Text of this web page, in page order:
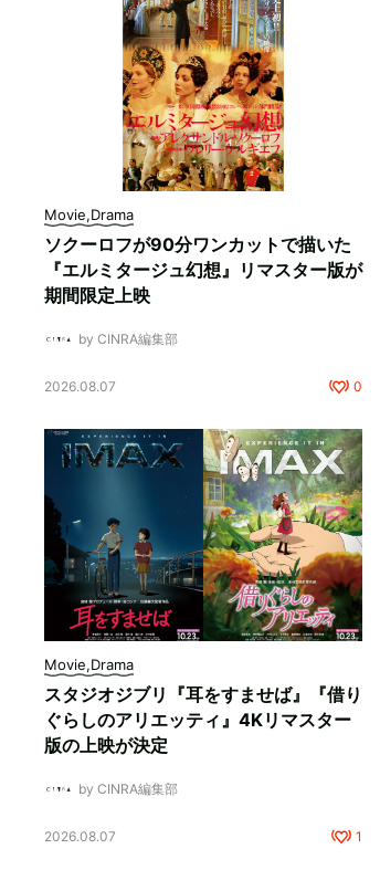
Movie,Drama
ソクーロフが90分ワンカットで描いた
『エルミタージュ幻想』リマスター版が
期間限定上映
by CINRA編集部
2026.08.07 0
Movie,Drama
スタジオジブリ『耳をすませば』『借り
ぐらしのアリエッティ』4Kリマスター
版の上映が決定
by CINRA編集部
2026.08.07 1